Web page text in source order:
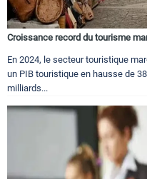
Croissance record du tourisme
En 2024, le secteur touristique
un PIB touristique en hausse de
milliards...